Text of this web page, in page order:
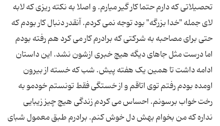
تحصیلاتی که دارم حتما کار گیر میارم. و اصلا به نکته ریزی که لابه
لای جمله "خدا بزرگه" بود توجه نمی کردم. آنقدر دنبال کار بودم که
حتی برای مصاحبه به شرکتی که برادرم کار می کرد هم رفته بودم
اما درست مثل جاهای دیگه هیچ خبری ازشون نشد. این داستان
ادامه داشت تا همین یک هفته پیش. شب که خسته از بیرون
اومده بودم رفتم توی اتاقم و از خستگی فقط تونستم خودمو به
رخت خواب برسونم. احساس می کردم زندگی هیچ چیز زیبایی
نداره که من بخوام بهش دل خوش کنم. برادرم طبق معمول شبای